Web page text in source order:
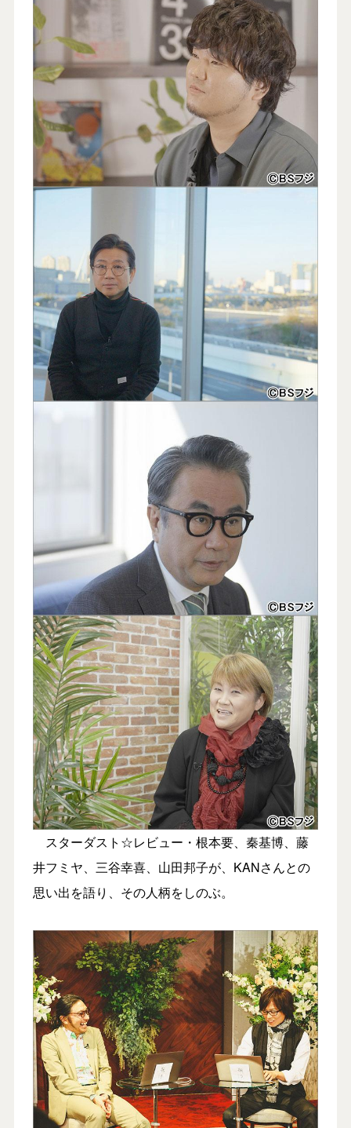
スターダスト☆レビュー・根本要、秦基博、藤
井フミヤ、三谷幸喜、山田邦子が、KANさんとの
思い出を語り、その人柄をしのぶ。